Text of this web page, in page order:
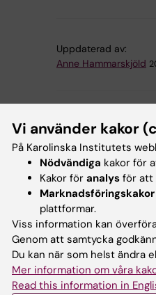
Uppdaterad av:
Anne Hammarskjöld
Relaterade
31 jul 2026
Vi använder kakor
På Karolinska Institutets
Nödvändiga kakor för
Kakor för analys för att
Marknadsföringskakor
plattformar.
Viss information kan
Genom att samtycka
Du kan när som helst ändra
Mer information om våra
Read this information in